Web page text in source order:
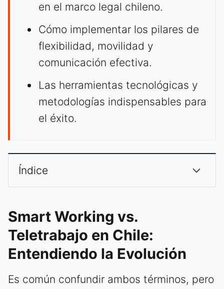
en el marco legal chileno.
Cómo implementar los pilares de
flexibilidad, movilidad y
comunicación efectiva.
Las herramientas tecnológicas y
metodologías indispensables para
el éxito.
Índice
Smart Working vs.
Teletrabajo en Chile:
Entendiendo la Evolución
Es común confundir ambos términos, pero